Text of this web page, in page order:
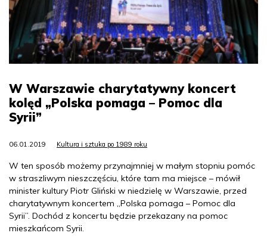
W Warszawie charytatywny koncert
kolęd „Polska pomaga – Pomoc dla
Syrii”
06.01.2019 Kultura i sztuka po 1989 roku
W ten sposób możemy przynajmniej w małym stopniu pomóc
w straszliwym nieszczęściu, które tam ma miejsce – mówił
minister kultury Piotr Gliński w niedzielę w Warszawie, przed
charytatywnym koncertem „Polska pomaga – Pomoc dla
Syrii”. Dochód z koncertu będzie przekazany na pomoc
mieszkańcom Syrii.